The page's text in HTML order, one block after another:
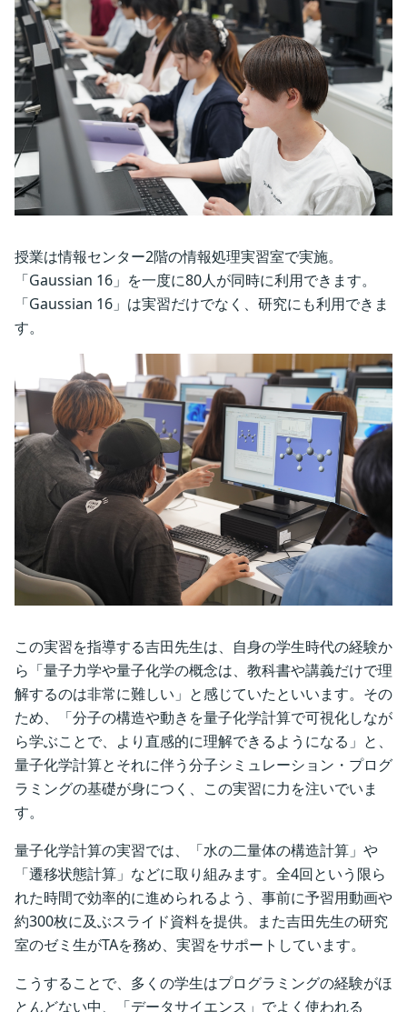
授業は情報センター2階の情報処理実習室で実施。
「Gaussian 16」を一度に80人が同時に利用できます。
「Gaussian 16」は実習だけでなく、研究にも利用できま
す。
この実習を指導する吉田先生は、自身の学生時代の経験か
ら「量子力学や量子化学の概念は、教科書や講義だけで理
解するのは非常に難しい」と感じていたといいます。その
ため、「分子の構造や動きを量子化学計算で可視化しなが
ら学ぶことで、より直感的に理解できるようになる」と、
量子化学計算とそれに伴う分子シミュレーション・プログ
ラミングの基礎が身につく、この実習に力を注いでいま
す。
量子化学計算の実習では、「水の二量体の構造計算」や
「遷移状態計算」などに取り組みます。全4回という限ら
れた時間で効率的に進められるよう、事前に予習用動画や
約300枚に及ぶスライド資料を提供。また吉田先生の研究
室のゼミ生がTAを務め、実習をサポートしています。
こうすることで、多くの学生はプログラミングの経験がほ
とんどない中、「データサイエンス」でよく使われる